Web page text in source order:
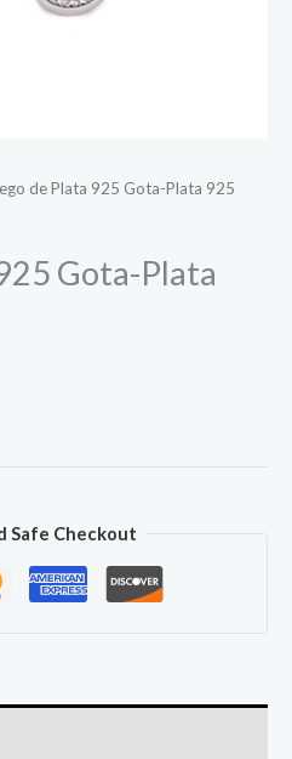
de Plata 925 Gota-Plata 925
Gota-Plata
Safe Checkout